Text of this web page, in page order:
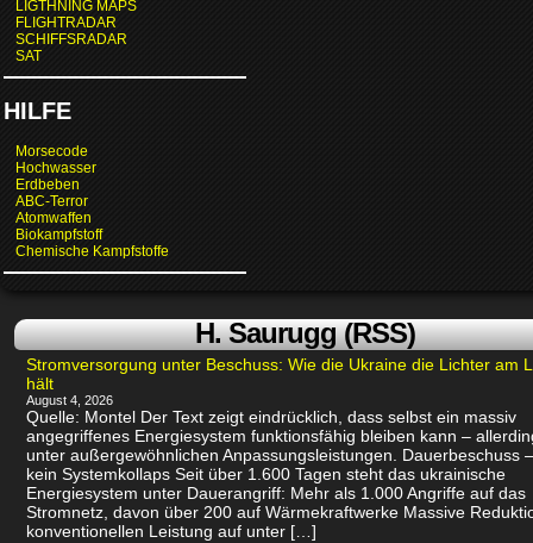
LIGTHNING MAPS
FLIGHTRADAR
SCHIFFSRADAR
SAT
HILFE
Morsecode
Hochwasser
Erdbeben
ABC-Terror
Atomwaffen
Biokampfstoff
Chemische Kampfstoffe
H. Saurugg (RSS)
Stromversorgung unter Beschuss: Wie die Ukraine die Lichter am
hält
August 4, 2026
Quelle: Montel Der Text zeigt eindrücklich, dass selbst ein massiv
angegriffenes Energiesystem funktionsfähig bleiben kann –
unter außergewöhnlichen Anpassungsleistungen. Dauerbeschuss
kein Systemkollaps Seit über 1.600 Tagen steht das ukrainische
Energiesystem unter Dauerangriff: Mehr als 1.000 Angriffe auf das
Stromnetz, davon über 200 auf Wärmekraftwerke Massive
konventionellen Leistung auf unter […]